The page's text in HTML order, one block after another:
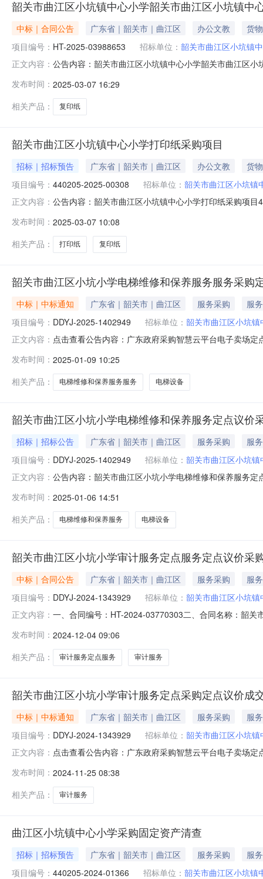
韶关市曲江区小坑镇中心小学韶关市曲江区小坑镇
中标｜合同公告 广东省｜韶关市｜曲江区 办公文教
货物
项目编号： HT-2025-03988653 招标单位： 韶关市曲江区小坑镇
正文内容： 公告内容：韶关市曲江区小坑镇中心小学韶关市曲江区
镇中心小学地址：广东省韶关市曲江区小坑镇中心小学
发布时间： 2025-03-07 16:29
相关产品：
复印纸
韶关市曲江区小坑镇中心小学打印纸采购项目
招标｜招标预告 广东省｜韶关市｜曲江区 办公文教
货物
项目编号： 440205-2025-00308 招标单位： 韶关市曲江区小坑镇
正文内容： 公告内容：韶关市曲江区小坑镇中心小学打印纸采购项
0709:11:40发布人：韶关市曲江区小坑镇中心小学发布
发布时间： 2025-03-07 10:08
相关产品：
打印纸 复印纸
韶关市曲江区小坑小学电梯维修和保养服务服务采购
中标｜中标通知 广东省｜韶关市｜曲江区 服务采购
服务
项目编号： DDYJ-2025-1402949 招标单位： 韶关市曲江区小坑镇
正文内容： 点击查看公告内容：广东政府采购智慧云平台电子卖场
壹佰陆拾元整）（三）成交标的明细服务描述数量单位
发布时间： 2025-01-09 10:25
相关产品：
电梯维修和保养服务服务 电梯设备
韶关市曲江区小坑小学电梯维修和保养服务定点议价
招标｜招标公告 广东省｜韶关市｜曲江区 服务采购
服务
项目编号： DDYJ-2025-1402949 招标单位： 韶关市曲江区小坑镇
正文内容： 公告内容：韶关市曲江区小坑小学电梯维修和保养服务
号服务描述需求描述数量控制单价（元）计量单位1品牌
26
发布时间： 2025-01-06 14:51
相关产品：
电梯维修和保养服务 电梯设备
韶关市曲江区小坑小学审计服务定点服务定点议价采
中标｜合同公告 广东省｜韶关市｜曲江区 服务采购
服务
项目编号： DDYJ-2024-1343929 招标单位： 韶关市曲江区小坑镇
正文内容： 一、合同编号：HT-2024-03770303二、合同名称：韶
律会计师事务所有限公司地址：东河街道联系方式：
发布时间： 2024-12-04 09:06
相关产品：
审计服务定点服务 审计服务
韶关市曲江区小坑小学审计服务定点采购定点议价成
中标｜中标通知 广东省｜韶关市｜曲江区 服务采购
服务
项目编号： DDYJ-2024-1343929 招标单位： 韶关市曲江区小坑镇
正文内容： 点击查看公告内容：广东政府采购智慧云平台电子卖场
（三）成交标的明细服务描述数量单位供应商报价(元)
发布时间： 2024-11-25 08:38
相关产品：
审计服务
曲江区小坑镇中心小学采购固定资产清查
招标｜招标预告 广东省｜韶关市｜曲江区 服务采购
服务
项目编号： 440205-2024-01366 招标单位： 韶关市曲江区小坑镇